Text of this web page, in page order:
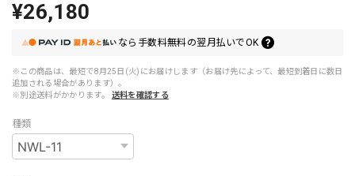
¥26,180
なら 手数料無料の翌月払いでOK
※この商品は、最短で8月25日(火)にお届けします（お届け先によって、最短到着日に数日
追加される場合があります）。
※別途送料がかかります。
送料を確認する
種類